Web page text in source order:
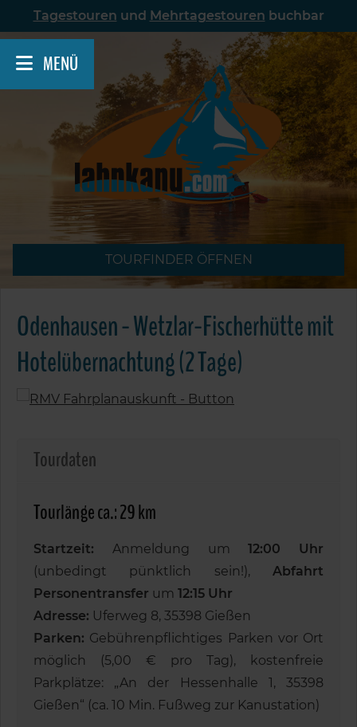
to
content
Tagestouren und Mehrtagestouren buchbar
TOURFINDER ÖFFNEN
Odenhausen - Wetzlar-Fischerhütte mit
Hotelübernachtung (2 Tage)
Tourdaten
Tourlänge ca.: 29 km
Startzeit: Anmeldung um12:00 Uhr
(unbedingt pünktlich sein!), Abfahrt
Personentransfer um 12:15 Uhr
Adresse: Uferweg 8, 35398 Gießen
Parken: Gebührenpflichtiges Parken vor Ort
möglich (5,00 € pro Tag), kostenfreie
Parkplätze: „An der Hessenhalle 1, 35398
Gießen“ (ca. 10 Min. Fußweg zur Kanustation)
MENÜ